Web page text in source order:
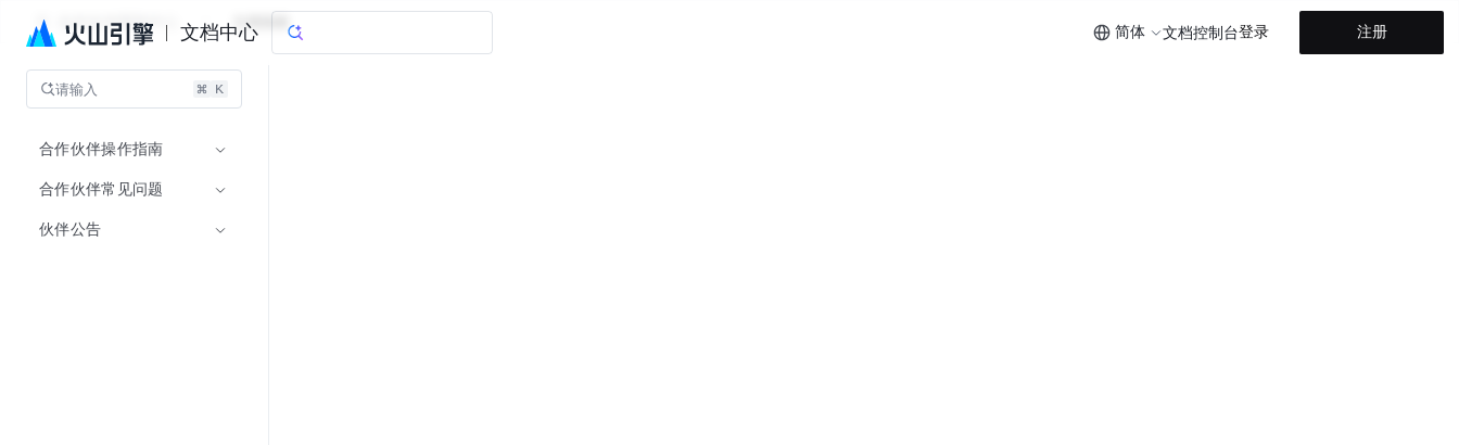
文档中心 简体 文档控制台登录 注册
合作伙伴帮助中心 文档指南
请输入
合作伙伴操作指南
合作伙伴常见问题
伙伴公告